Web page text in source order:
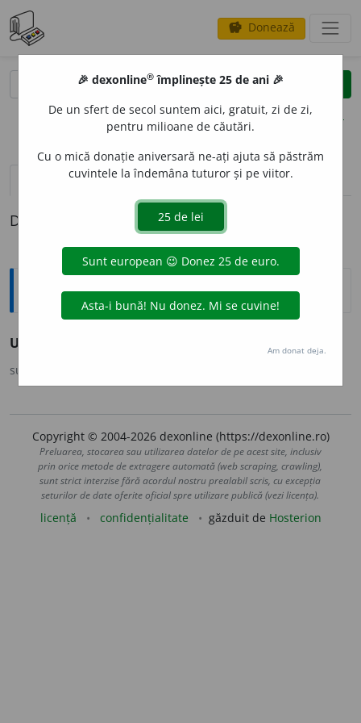
savings Donează
clear
opțiuni
definiții (1) pronunțievolume_up (1)
Definiția cu ID-ul 963986:
Enciclopedice
Uliu
sursa:
Copyright © 2004-2026 dexonline (https://dexonline.ro)
Preluarea, stocarea sau utilizarea datelor de pe acest site, inclusiv
prin orice metode de extragere automată (web scraping, crawling),
sunt strict interzise fără acordul nostru prealabil scris, cu excepția
seturilor de date oferite oficial spre utilizare publică (vezi licența).
licență confidențialitate găzduit de Hosterion
🎉 dexonline® împlinește 25 de ani 🎉
De un sfert de secol suntem aici, gratuit, zi de zi,
pentru milioane de căutări.
Cu o mică donație aniversară ne-ați ajuta să păstrăm
cuvintele la îndemâna tuturor și pe viitor.
Am donat deja.